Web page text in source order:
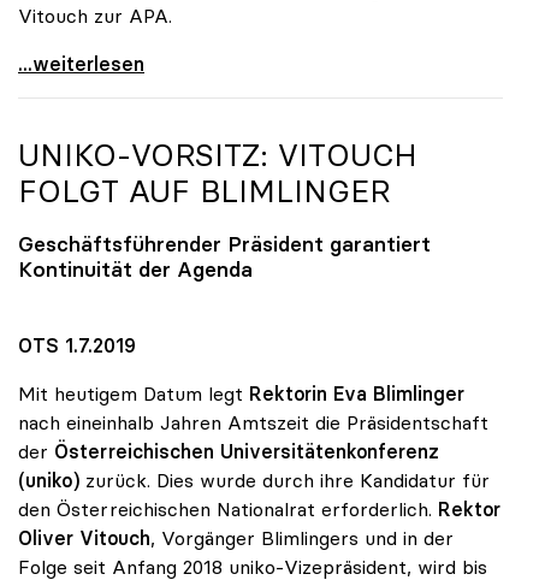
Vitouch zur APA.
Uni-Zugang: uniko ortet „Verteilungsproblem\"
...weiterlesen
UNIKO-VORSITZ: VITOUCH
FOLGT AUF BLIMLINGER
Geschäftsführender Präsident garantiert
Kontinuität der Agenda
OTS 1.7.2019
Mit heutigem Datum legt Rektorin Eva Blimlinger
nach eineinhalb Jahren Amtszeit die Präsidentschaft
der Österreichischen Universitätenkonferenz
(uniko) zurück. Dies wurde durch ihre Kandidatur für
den Österreichischen Nationalrat erforderlich. Rektor
Oliver Vitouch, Vorgänger Blimlingers und in der
Folge seit Anfang 2018 uniko-Vizepräsident, wird bis